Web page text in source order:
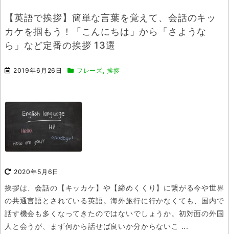
【英語で挨拶】簡単な言葉を覚えて、会話のキッ
カケを掴もう！「こんにちは」から「さような
ら」など定番の挨拶 13選
2019年6月26日 フレーズ, 挨拶
2020年5月6日
挨拶は、会話の【キッカケ】や【締めくくり】に繋がる今や世界
の共通言語とされている英語。海外旅行に行かなくても、国内で
話す機会も多くなってきたのではないでしょうか。 初対面の外国
人と会うが、まず何から話せば良いか分からないこ ...